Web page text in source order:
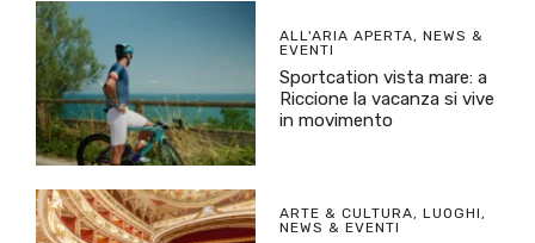
ALL'ARIA APERTA, NEWS &
EVENTI
Sportcation vista mare: a
Riccione la vacanza si vive
in movimento
ARTE & CULTURA, LUOGHI,
NEWS & EVENTI